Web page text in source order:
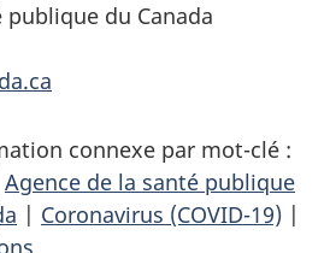
du Canada
connexe par mot-clé :
Agence de la santé publique
| Coronavirus (COVID-19) |